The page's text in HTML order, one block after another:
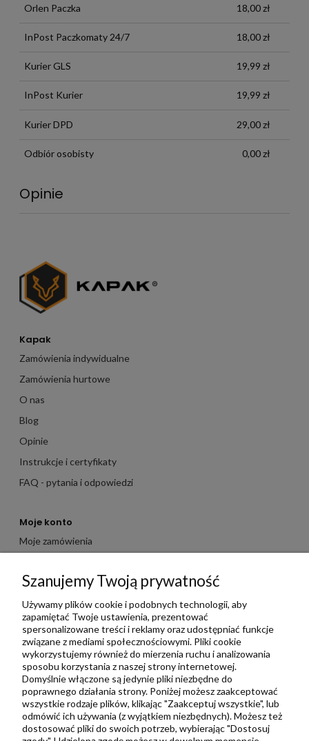
Orlen Paczka 18,00 zł
InPost Paczkomaty 24/7 18,00 zł
Kurier GLS 19,99 zł
InPost Kurier 19,99 zł
Kurier DPD 29,00 zł
Odbiór osobisty 0,00 zł
Opinie
Kapak
Zamówienia indywidualne
Zamówienia hurtowe
O nas
Blog
Opinie
Instrukcje i certyfikaty
FAQ - pytania i odpowiedzi
Moje konto
Moje zamówienia
Ulubione
Zbieraj punkty za zakupy
Informacje
Kontakt
Regulamin
Polityka prywatności
Metody wysyłki i płatności
Szanujemy Twoją prywatność
Używamy plików cookie i podobnych technologii, aby
zapamiętać Twoje ustawienia, prezentować
spersonalizowane treści i reklamy oraz udostępniać funkcje
związane z mediami społecznościowymi. Pliki cookie
wykorzystujemy również do mierzenia ruchu i analizowania
sposobu korzystania z naszej strony internetowej.
Domyślnie włączone są jedynie pliki niezbędne do
poprawnego działania strony. Poniżej możesz zaakceptować
wszystkie rodzaje plików, klikając "Zaakceptuj wszystkie", lub
odmówić ich używania (z wyjątkiem niezbędnych). Możesz też
dostosować pliki do swoich potrzeb, wybierając "Dostosuj